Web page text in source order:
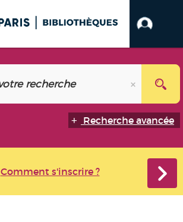
Recherche avancée
Comment s'inscrire ?